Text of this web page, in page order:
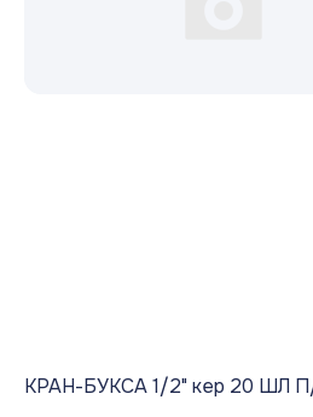
КРАН-БУКСА 1/2" кер 20 ШЛ